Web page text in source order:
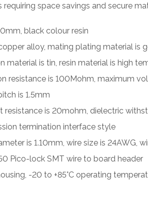
space savings and secure
black colour resin
alloy, mating plating material is
material is tin, resin material is high
resistance is 100Mohm, maximum
is 1.5mm
resistance is 20mohm, dielectric
termination interface style
is 1.10mm, wire size is 24AWG,
Pico-lock SMT wire to board header
-20 to +85°C operating